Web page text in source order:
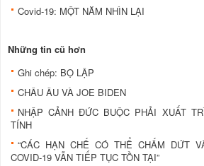
Covid-19: MỘT NĂM NHÌN LẠI
Những tin cũ hơn
Ghi chép: BỌ LẬP
CHÂU ÂU VÀ JOE BIDEN
NHẬP CẢNH ĐỨC BUỘC PHẢI XUẤT
TÍNH
“CÁC HẠN CHẾ CÓ THỂ CHẤM DỨT
COVID-19 VẪN TIẾP TỤC TỒN TẠI”